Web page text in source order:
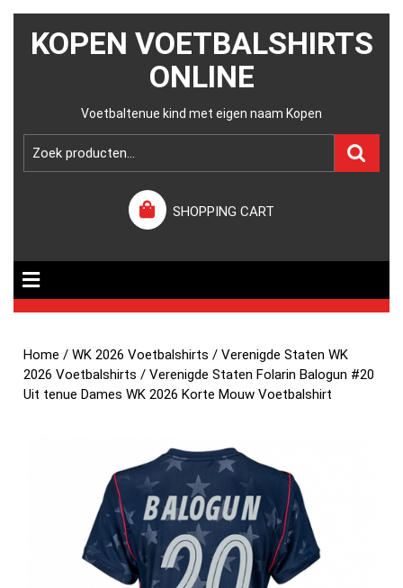
KOPEN VOETBALSHIRTS
ONLINE
Voetbaltenue kind met eigen naam Kopen
SHOPPING CART
Home /WK 2026 Voetbalshirts /Verenigde Staten WK
2026 Voetbalshirts / Verenigde Staten Folarin Balogun #20
Uit tenue Dames WK 2026 Korte Mouw Voetbalshirt